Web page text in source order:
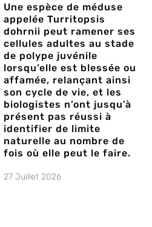
Une espèce de méduse
appelée Turritopsis
dohrnii peut ramener ses
cellules adultes au stade
de polype juvénile
lorsqu’elle est blessée ou
affamée, relançant ainsi
son cycle de vie, et les
biologistes n’ont jusqu’à
présent pas réussi à
identifier de limite
naturelle au nombre de
fois où elle peut le faire.
27 Juillet 2026